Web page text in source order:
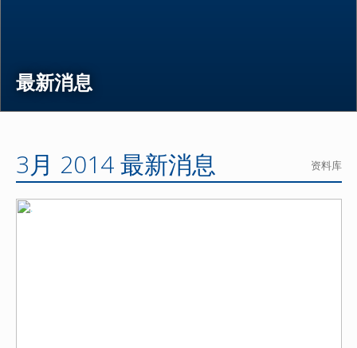
最新消息
3月 2014 最新消息 资料库